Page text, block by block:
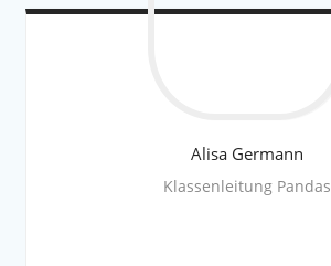
Alisa Germann
Klassenleitung Pandas